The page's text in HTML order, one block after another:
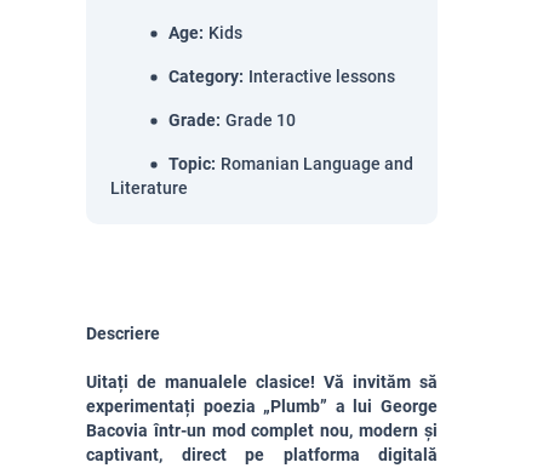
Age: Kids
Category: Interactive lessons
Grade: Grade 10
Topic: Romanian Language and
Literature
Descriere
Uitați de manualele clasice! Vă invităm să
experimentați poezia „Plumb” a lui George
Bacovia într-un mod complet nou, modern și
captivant, direct pe platforma digitală